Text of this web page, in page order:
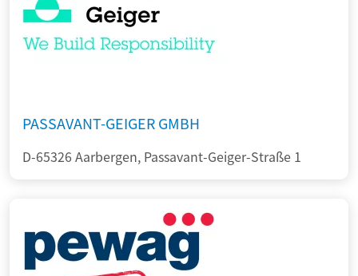
PASSAVANT-GEIGER GMBH
D-65326 Aarbergen, Passavant-Geiger-Straße 1